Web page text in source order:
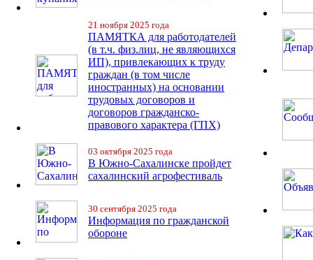
21 ноября 2025 года
ПАМЯТКА для работодателей
(в т.ч. физ.лиц, не являющихся
ИП), привлекающих к труду
граждан (в том числе
иностранных) на основании
трудовых договоров и
договоров гражданско-
правового характера (ГПХ)
03 октября 2025 года
В Южно-Сахалинске пройдет
сахалинский агрофестиваль
30 сентября 2025 года
Информация по гражданской
обороне